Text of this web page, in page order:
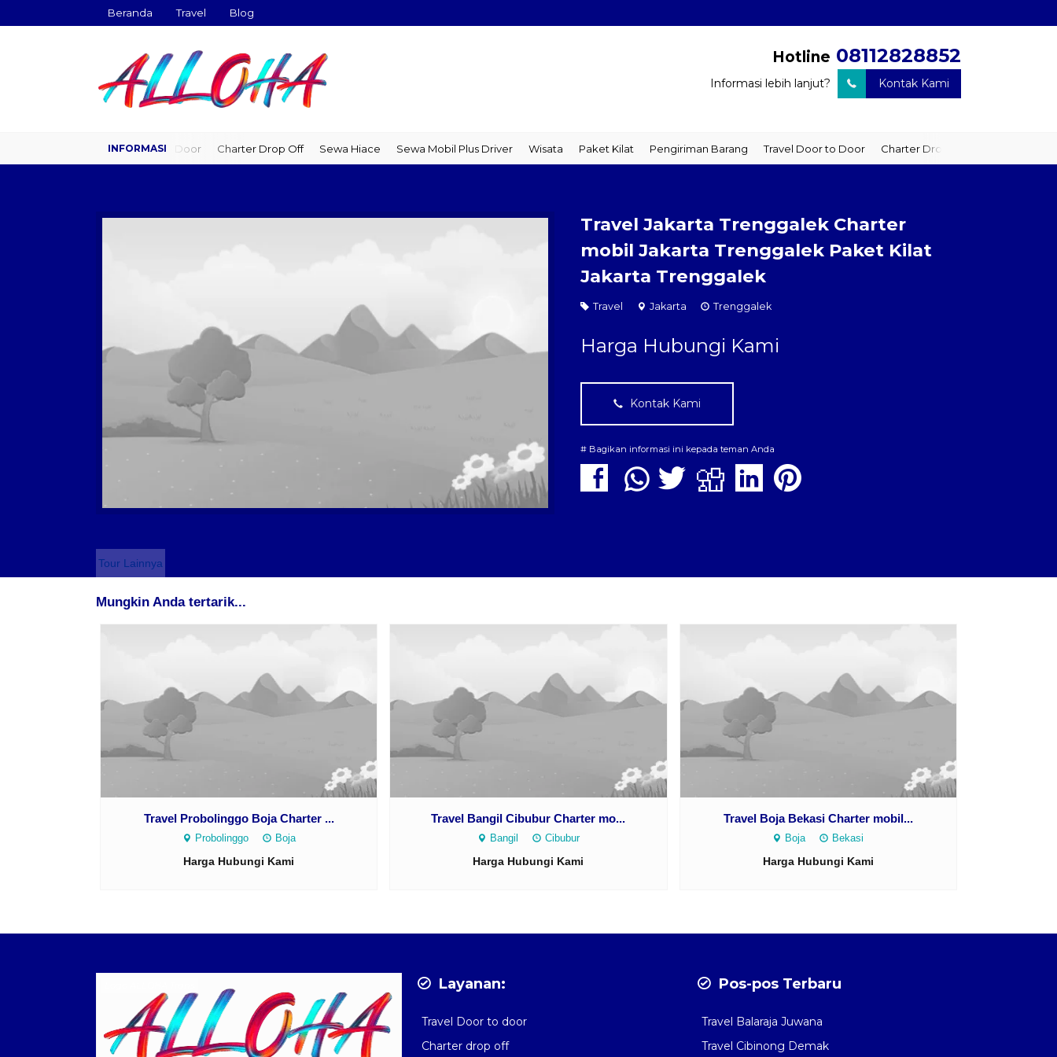
Beranda Travel Blog
Hotline 08112828852
Informasi lebih lanjut? Kontak Kami
Travel Door to Door Charter Drop Off Sewa Hiace Sewa Mobil Plus Driver Wisata Paket Kilat Pengiriman Barang Travel Door to Door Charter Drop Off
Travel Jakarta Trenggalek Charter
mobil Jakarta Trenggalek Paket Kilat
Jakarta Trenggalek
Travel Jakarta Trenggalek
Harga Hubungi Kami
Kontak Kami
# Bagikan informasi ini kepada teman Anda
Tour Lainnya
Mungkin Anda tertarik...
Travel Probolinggo Boja Charter ...
Probolinggo Boja
Harga Hubungi Kami
Travel Bangil Cibubur Charter mo...
Bangil Cibubur
Harga Hubungi Kami
Travel Boja Bekasi Charter mobil...
Boja Bekasi
Harga Hubungi Kami
Layanan:
Travel Door to door
Charter drop off
Pos-pos Terbaru
Travel Balaraja Juwana
Travel Cibinong Demak